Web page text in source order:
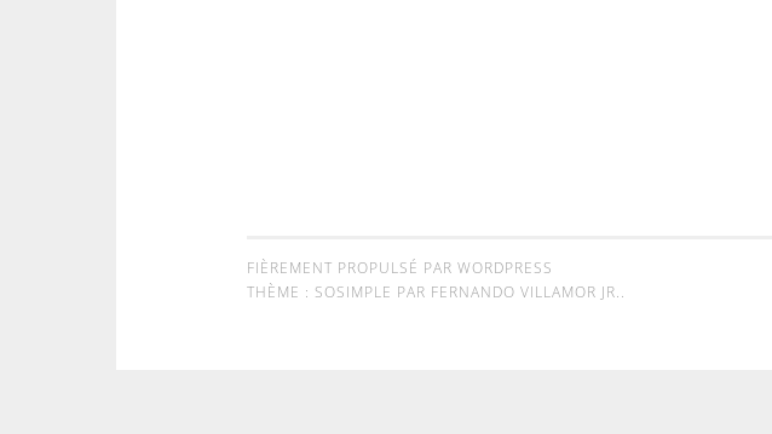
FIÈREMENT PROPULSÉ PAR WORDPRESS
THÈME : SOSIMPLE PAR FERNANDO VILLAMOR JR..